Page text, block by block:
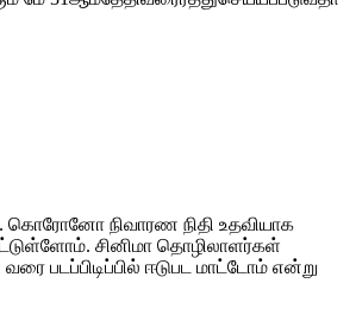
கொரோனோ நிவாரண நிதி உதவியாக
சினிமா தொழிலாளர்கள்
படப்பிடிப்பில் ஈடுபட மாட்டோம் என்று